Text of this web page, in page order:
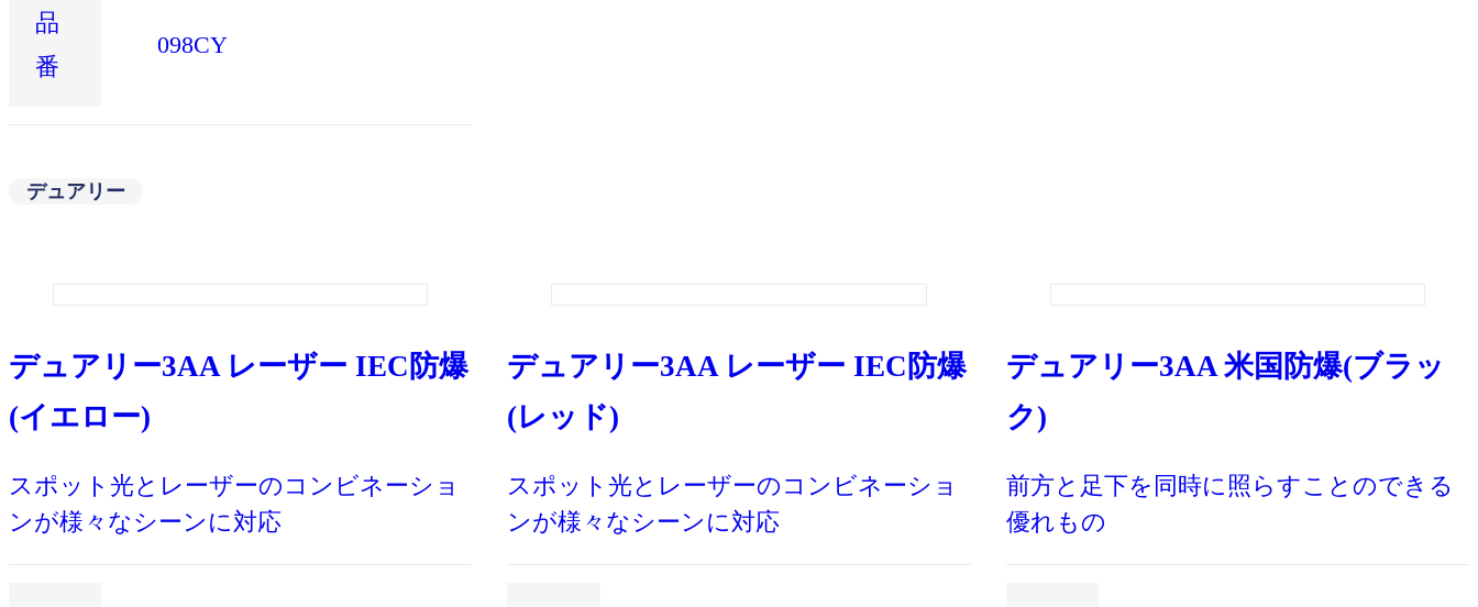
品
番
098CY
デュアリー
デュアリー3AA レーザー IEC防爆
(イエロー)
スポット光とレーザーのコンビネーショ
ンが様々なシーンに対応
デュアリー3AA レーザー IEC防爆
(レッド)
スポット光とレーザーのコンビネーショ
ンが様々なシーンに対応
デュアリー3AA 米国防爆(ブラッ
ク)
前方と足下を同時に照らすことのできる
優れもの